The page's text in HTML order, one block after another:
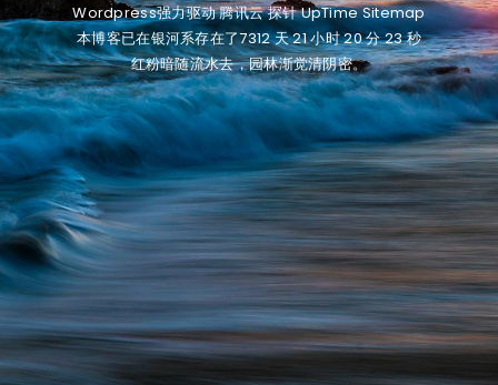
Wordpress强力驱动腾讯云探针UpTimeSitemap
本博客已在银河系存在了7312 天21 小时 20 分 23 秒
红粉暗随流水去，园林渐觉清阴密。